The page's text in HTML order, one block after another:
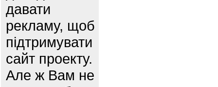
давати
рекламу, щоб
підтримувати
сайт проекту.
Але ж Вам не